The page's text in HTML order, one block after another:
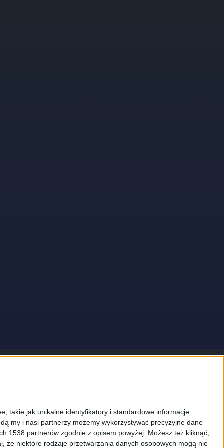
takie jak unikalne identyfikatory i standardowe informacje
my i nasi partnerzy możemy wykorzystywać precyzyjne dane
1538 partnerów zgodnie z opisem powyżej. Możesz też kliknąć,
że niektóre rodzaje przetwarzania danych osobowych mogą nie